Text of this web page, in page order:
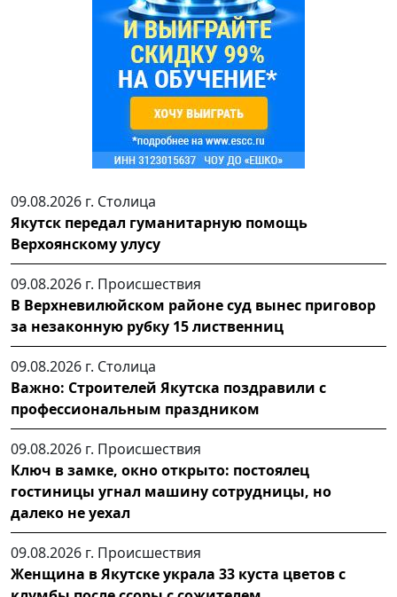
09.08.2026 г. Столица
Якутск передал гуманитарную помощь
Верхоянскому улусу
09.08.2026 г. Происшествия
В Верхневилюйском районе суд вынес приговор
за незаконную рубку 15 лиственниц
09.08.2026 г. Столица
Важно: Строителей Якутска поздравили с
профессиональным праздником
09.08.2026 г. Происшествия
Ключ в замке, окно открыто: постоялец
гостиницы угнал машину сотрудницы, но
далеко не уехал
09.08.2026 г. Происшествия
Женщина в Якутске украла 33 куста цветов с